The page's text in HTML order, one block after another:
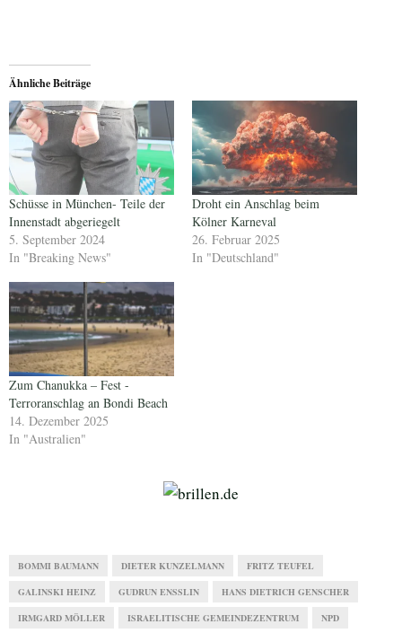
Ähnliche Beiträge
Schüsse in München- Teile der
Innenstadt abgeriegelt
5. September 2024
In "Breaking News"
Droht ein Anschlag beim
Kölner Karneval
26. Februar 2025
In "Deutschland"
Zum Chanukka – Fest -
Terroranschlag an Bondi Beach
14. Dezember 2025
In "Australien"
BOMMI BAUMANN DIETER KUNZELMANN FRITZ TEUFEL
GALINSKI HEINZ GUDRUN ENSSLIN HANS DIETRICH GENSCHER
IRMGARD MÖLLER ISRAELITISCHE GEMEINDEZENTRUM NPD